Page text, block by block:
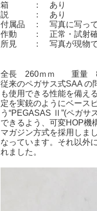
箱 ： あり
説 ： あり
付属品 ： 写真に写って
作動 ： 正常・試射確
所見 ： 写真が現物です
全長 260ｍｍ 重量
従来のペガサス式SAA の
も使用できる性能を備え
定を実銃のようにベース
う“PEGASAS Ⅱ”(ペガサ
できるよう、可変HOP機
マガジン方式を採用しま
なっています。それ以外
れました。